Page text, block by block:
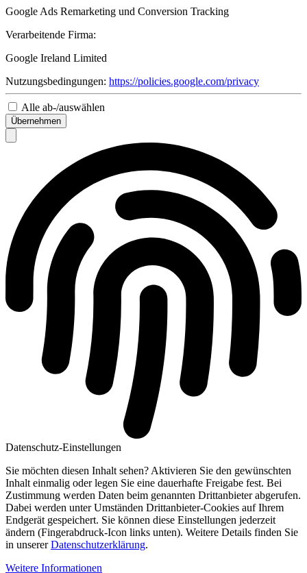
Google Ads Remarketing und Conversion Tracking
Verarbeitende Firma:
Google Ireland Limited
Nutzungsbedingungen: https://policies.google.com/privacy
Alle ab-/auswählen
Übernehmen
Datenschutz-Einstellungen
Sie möchten diesen Inhalt sehen? Aktivieren Sie den gewünschten
Inhalt einmalig oder legen Sie eine dauerhafte Freigabe fest. Bei
Zustimmung werden Daten beim genannten Drittanbieter abgerufen.
Dabei werden unter Umständen Drittanbieter-Cookies auf Ihrem
Endgerät gespeichert. Sie können diese Einstellungen jederzeit
ändern (Fingerabdruck-Icon links unten). Weitere Details finden Sie
in unsererDatenschutzerklärung.
Weitere Informationen